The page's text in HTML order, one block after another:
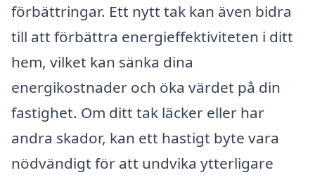
förbättringar. Ett nytt tak kan även bidra
till att förbättra energieffektiviteten i ditt
hem, vilket kan sänka dina
energikostnader och öka värdet på din
fastighet. Om ditt tak läcker eller har
andra skador, kan ett hastigt byte vara
nödvändigt för att undvika ytterligare